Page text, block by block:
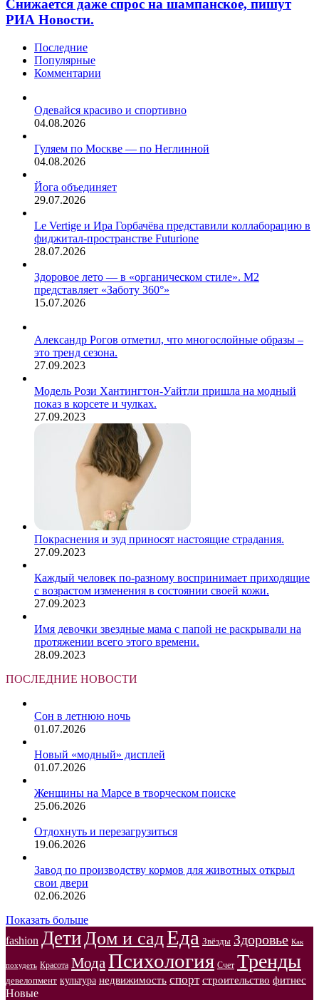
в
Telegram-
сообщает
прокуратура
региона.
началась
распространения
год
подряд
вино
вместо
крепкого
Снижается
шампанское,
пишут
РИА
Новости.
Снижается даже спрос на шампанское, пишут
РИА Новости.
Последние
Популярные
Комментарии
Одевайся красиво и спортивно
04.08.2026
Гуляем по Москве — по Неглинной
04.08.2026
Йога объединяет
29.07.2026
Le Vertige и Ира Горбачёва представили коллаборацию в
фиджитал-пространстве Futurione
28.07.2026
Здоровое лето — в «органическом стиле». М2
представляет «Заботу 360°»
15.07.2026
Александр Рогов отметил, что многослойные образы –
это тренд сезона.
27.09.2023
Модель Рози Хантингтон-Уайтли пришла на модный
показ в корсете и чулках.
27.09.2023
Покраснения и зуд приносят настоящие страдания.
27.09.2023
Каждый человек по-разному воспринимает приходящие
с возрастом изменения в состоянии своей кожи.
27.09.2023
Имя девочки звездные мама с папой не раскрывали на
протяжении всего этого времени.
28.09.2023
ПОСЛЕДНИЕ НОВОСТИ
Сон в летнюю ночь
01.07.2026
Новый «модный» дисплей
01.07.2026
Женщины на Марсе в творческом поиске
25.06.2026
Отдохнуть и перезагрузиться
19.06.2026
Завод по производству кормов для животных открыл
свои двери
02.06.2026
Показать больше
fashion ДетиДом и садЕда Звёзды Здоровье Как
похудеть Красота Мода Психология Счет Тренды
девелопмент культура недвижимость спорт строительство фитнес
Новые